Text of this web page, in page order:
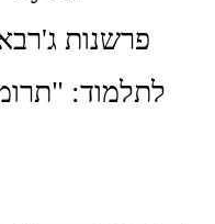
לתלמוד: